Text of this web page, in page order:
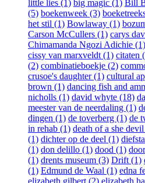
little lies (1) big magic (1) Bill
(5) boekenweek (3)
het stil (1) Bowlaway (1)
Carson McCullers (1) carys
Chimamanda Ngozi Adichie (1)
cissy van marxveldt (1) citaten
(2) combinatieboekje (2)
crusoe's daughter (1) cultural
brown (1) dancing fish and
nicholls (1) david whyte (18)
meester van de neerdaling (1)
dingen (1) de toverberg (1) de
in rehab (1) death of a she
(1) dichter op de deel (1)
(1) don delillo (1) dood (1)
(1) drents museum (3) Drift (1)
(1) Edmund de Waal (1) edna
elizabeth gilbert (2) elizabeth